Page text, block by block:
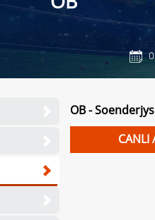
OB -
CANLI